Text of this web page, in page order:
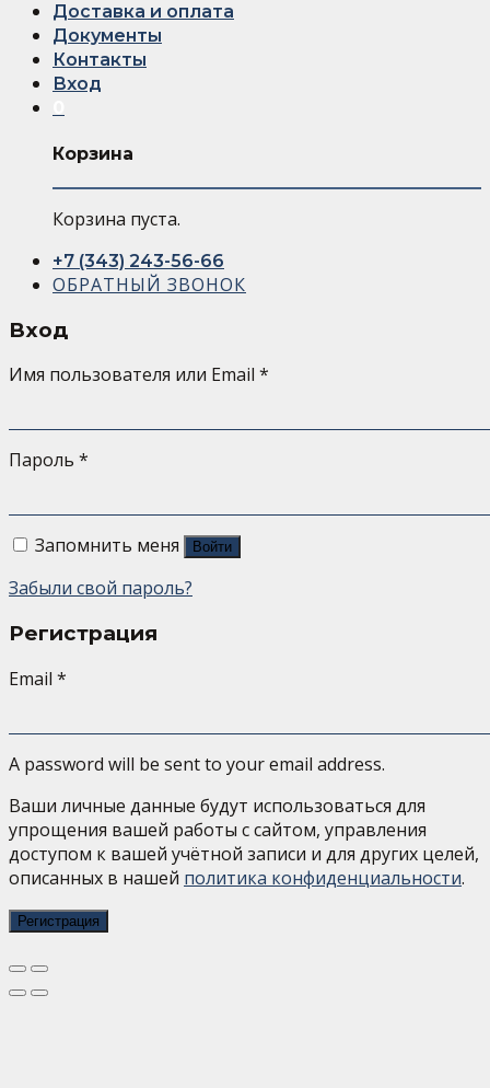
Доставка и оплата
Документы
Контакты
Вход
Корзина
Корзина пуста.
+7 (343) 243-56-66
ОБРАТНЫЙ ЗВОНОК
Вход
Имя пользователя или Email *
Пароль *
Запомнить меня Войти
Забыли свой пароль?
Регистрация
Email *
A password will be sent to your email address.
Ваши личные данные будут использоваться для
упрощения вашей работы с сайтом, управления
доступом к вашей учётной записи и для других целей,
описанных в нашей политика конфиденциальности.
Регистрация